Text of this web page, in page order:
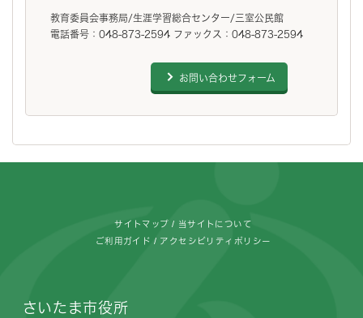
教育委員会事務局/生涯学習総合センター/三室公民館
電話番号：048-873-2594 ファックス：048-873-2594
お問い合わせフォーム
サイトマップ 当サイトについて
ご利用ガイド アクセシビリティポリシー
さいたま市役所